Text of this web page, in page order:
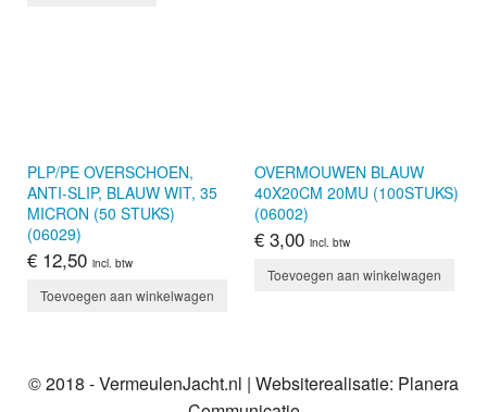
PLP/PE OVERSCHOEN,
ANTI-SLIP, BLAUW WIT, 35
MICRON (50 STUKS)
(06029)
€ 12,50 incl. btw
Toevoegen aan winkelwagen
OVERMOUWEN BLAUW
40X20CM 20MU (100STUKS)
(06002)
€ 3,00 incl. btw
Toevoegen aan winkelwagen
© 2018 - VermeulenJacht.nl | Websiterealisatie: Planera